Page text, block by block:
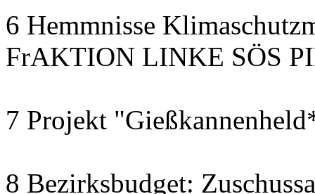
6 Hemmnisse
FrAKTION LINKE SÖS
7 Projekt
8 Bezirksbudget: